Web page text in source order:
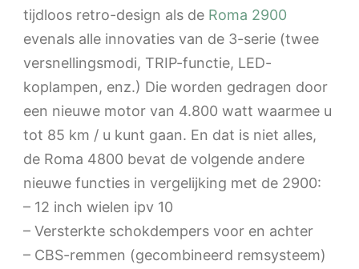
tijdloos retro-design als de Roma 2900
evenals alle innovaties van de 3-serie (twee
versnellingsmodi, TRIP-functie, LED-
koplampen, enz.) Die worden gedragen door
een nieuwe motor van 4.800 watt waarmee u
tot 85 km / u kunt gaan. En dat is niet alles,
de Roma 4800 bevat de volgende andere
nieuwe functies in vergelijking met de 2900:
– 12 inch wielen ipv 10
– Versterkte schokdempers voor en achter
– CBS-remmen (gecombineerd remsysteem)